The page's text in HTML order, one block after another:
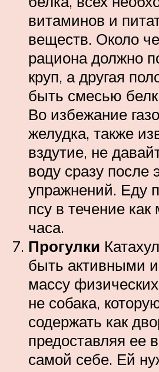
витаминов и
веществ. Около
рациона должно
круп, а другая
быть смесью
Во избежание
желудка, также
вздутие, не
воду сразу после
упражнений. Еду
псу в течение
часа.
Прогулки
быть активными
массу
не собака,
содержать как
предоставляя ее
самой себе. Ей